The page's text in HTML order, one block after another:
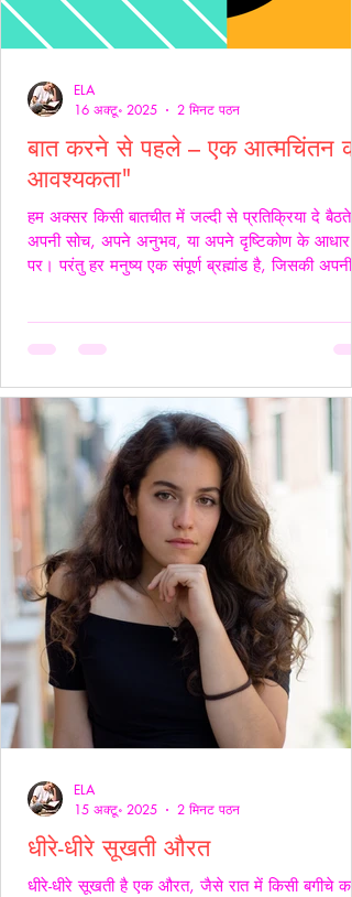
बात करने से पहले – एक आत्मचिंतन की
आवश्यकता"
हम अक्सर किसी बातचीत में जल्दी से प्रतिक्रिया दे बैठते
अपनी सोच, अपने अनुभव, या अपने दृष्टिकोण के आधार
पर। परंतु हर मनुष्य एक संपूर्ण ब्रह्मांड है, जिसकी अपनी
केवल ध्वनियाँ नहीं होते; वे असर डालते हैं कभी सान्त्वना
हैं, कभी चोट। हर व्यक्ति की अपनी 'दुनिया' होती है हम
मानकर चलते हैं कि सामने वाला हमें उसी तरह
ELA
16 अक्टू॰ 2025
2 मिनट पठन
धीरे-धीरे सूखती औरत
धीरे-धीरे सूखती है एक औरत, जैसे रात में किसी बगीचे का
ELA
15 अक्टू॰ 2025
2 मिनट पठन